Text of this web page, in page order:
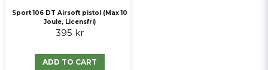
Sport 106 DT Airsoft pistol (Max 10
Joule, Licensfri)
395 kr
ADD TO CART